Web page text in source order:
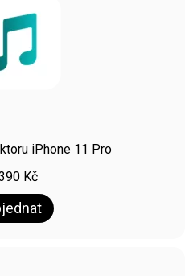
iPhone 11 Pro
Kč